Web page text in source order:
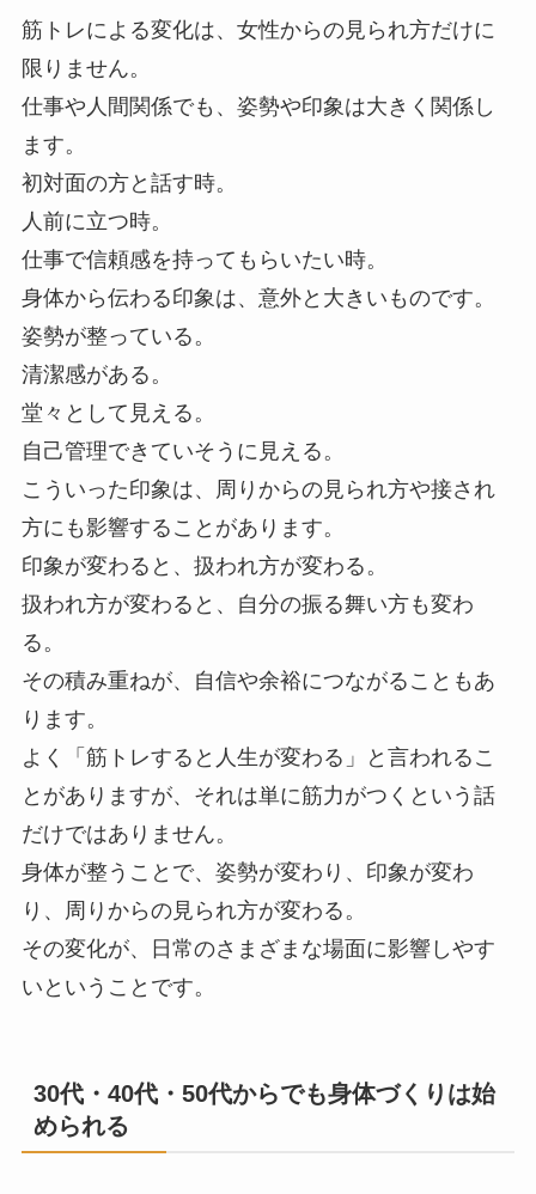
筋トレによる変化は、女性からの見られ方だけに
限りません。
仕事や人間関係でも、姿勢や印象は大きく関係し
ます。
初対面の方と話す時。
人前に立つ時。
仕事で信頼感を持ってもらいたい時。
身体から伝わる印象は、意外と大きいものです。
姿勢が整っている。
清潔感がある。
堂々として見える。
自己管理できていそうに見える。
こういった印象は、周りからの見られ方や接され
方にも影響することがあります。
印象が変わると、扱われ方が変わる。
扱われ方が変わると、自分の振る舞い方も変わ
る。
その積み重ねが、自信や余裕につながることもあ
ります。
よく「筋トレすると人生が変わる」と言われるこ
とがありますが、それは単に筋力がつくという話
だけではありません。
身体が整うことで、姿勢が変わり、印象が変わ
り、周りからの見られ方が変わる。
その変化が、日常のさまざまな場面に影響しやす
いということです。
30代・40代・50代からでも身体づくりは始
められる